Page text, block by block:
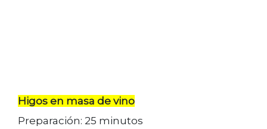
Higos en masa de vino
Preparación: 25 minutos